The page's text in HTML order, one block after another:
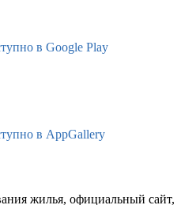
в Google Play
в AppGallery
жилья, официальный сайт,